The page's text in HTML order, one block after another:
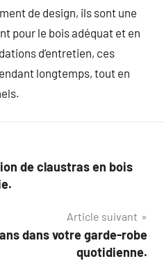
de design, ils sont une
pour le bois adéquat et en
d’entretien, ces
longtemps, tout en
de claustras en bois
Article suivant
dans votre garde-robe
quotidienne.